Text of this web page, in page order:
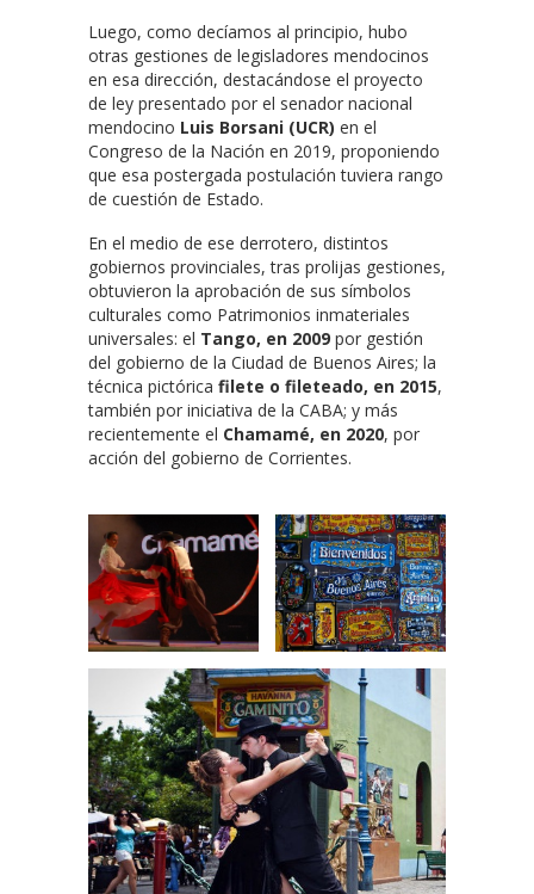
Luego, como decíamos al principio, hubo
otras gestiones de legisladores mendocinos
en esa dirección, destacándose el proyecto
de ley presentado por el senador nacional
mendocino Luis Borsani (UCR) en el
Congreso de la Nación en 2019, proponiendo
que esa postergada postulación tuviera rango
de cuestión de Estado.
En el medio de ese derrotero, distintos
gobiernos provinciales, tras prolijas gestiones,
obtuvieron la aprobación de sus símbolos
culturales como Patrimonios inmateriales
universales: el Tango, en 2009 por gestión
del gobierno de la Ciudad de Buenos Aires; la
técnica pictórica filete o fileteado, en 2015,
también por iniciativa de la CABA; y más
recientemente el Chamamé, en 2020, por
acción del gobierno de Corrientes.